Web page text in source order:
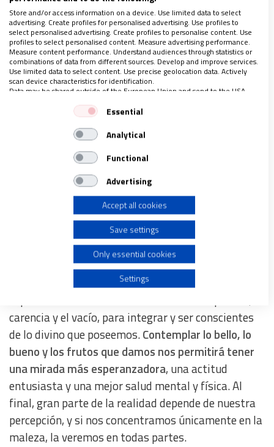
Enfocarse en el trigo
A pesar de lo anterior, nuestra energía y corazón
deben estar principalmente en el trigo. Esto implica
alejarnos de una mirada patológica de nuestros
vínculos, dejando de centrarnos en las brechas, lo
que nos falta y lo que hacemos mal. En cambio,
debemos mirar la realidad desde nuestros
recursos, virtudes, bondades y frutos que podemos
generar y que nos rodean.
Es como una espiritualidad positiva (como la
psicología positiva de Seligman) que nos saca de la
carencia y el vacío, para integrar y ser conscientes
de lo divino que poseemos.Contemplar lo bello, lo
bueno y los frutos que damos nos permitirá tener
una mirada más esperanzadora, una actitud
entusiasta y una mejor salud mental y física. Al
final, gran parte de la realidad depende de nuestra
percepción, y si nos concentramos únicamente en la
maleza, la veremos en todas partes.
Store and/or access information on a device. Use limited data to select
advertising. Create profiles for personalised advertising. Use profiles to
select personalised advertising. Create profiles to personalise content. Use
profiles to select personalised content. Measure advertising performance.
Measure content performance. Understand audiences through statistics or
combinations of data from different sources. Develop and improve services.
Use limited data to select content. Use precise geolocation data. Actively
scan device characteristics for identification.
Data may be shared outside of the European Union and send to the USA.
Your consent and the cookie policy applies solely to this website/app.
View Partner List (1 IAB Vendors)
We use your data for the following purposes:
IAB processing purposes:
Use limited data to select advertising
Create profiles for personalised advertising
Use profiles to select personalised advertising
Create profiles to personalise content
Use profiles to select personalised content
Measure advertising performance
Measure content performance
Essential
Analytical
Functional
Advertising
Accept all cookies
Save settings
Only essential cookies
Settings